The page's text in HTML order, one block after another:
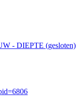
- DIEPTE (gesloten)